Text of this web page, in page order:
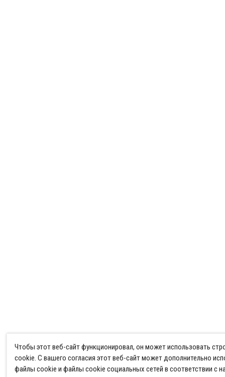
Чтобы этот веб-сайт функционировал, он может использовать
cookie. С вашего согласия этот веб-сайт может дополнительно
файлы cookie и файлы cookie социальных сетей в соответствии с